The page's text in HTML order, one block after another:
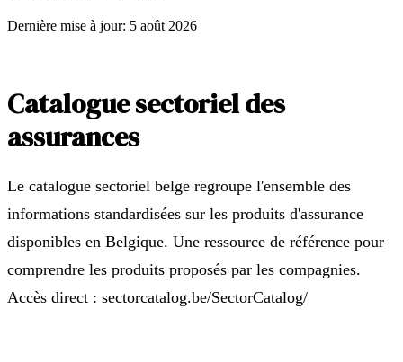
Dernière mise à jour: 5 août 2026
Catalogue sectoriel des
assurances
Le catalogue sectoriel belge regroupe l'ensemble des
informations standardisées sur les produits d'assurance
disponibles en Belgique. Une ressource de référence pour
comprendre les produits proposés par les compagnies.
Accès direct : sectorcatalog.be/SectorCatalog/